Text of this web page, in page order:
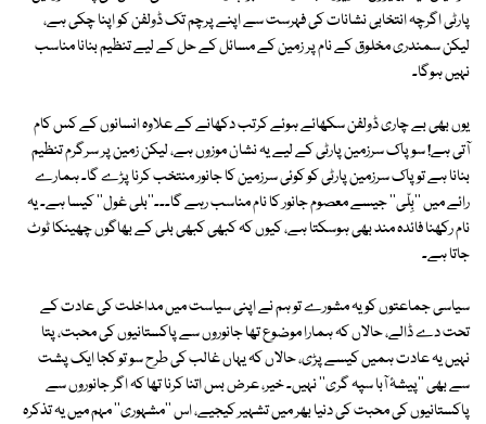
پارٹی اگرچہ انتخابی نشانات کی فہرست سے اپنے پرچم تک ڈولفن کو اپنا چکی ہے،
لیکن سمندری مخلوق کے نام پر زمین کے مسائل کے حل کے لیے تنظیم بنانا مناسب
نہیں ہوگا۔
یوں بھی بے چاری ڈولفن سکھائے ہوئے کرتب دکھانے کے علاوہ انسانوں کے کس کام
آتی ہے! سو پاک سرزمین پارٹی کے لیے یہ نشان موزوں ہے، لیکن زمین پر سرگرم تنظیم
بنانا ہے تو پاک سرزمین پارٹی کو کوئی سرزمین کا جانور منتخب کرنا پڑے گا۔ ہمارے
رائے میں ''بِلّی'' جیسے معصوم جانور کا نام مناسب رہے گا۔۔۔''بلی غول'' کیسا ہے۔ یہ
نام رکھنا فائدہ مند بھی ہوسکتا ہے، کیوں کہ کبھی کبھی بلی کے بھاگوں چھینکا ٹوٹ
جاتا ہے۔
سیاسی جماعتوں کو یہ مشورے تو ہم نے اپنی سیاست میں مداخلت کی عادت کے
تحت دے ڈالے، حالاں کہ ہمارا موضوع تھا جانوروں سے پاکستانیوں کی محبت، پتا
نہیں یہ عادت ہمیں کیسے پڑی، حالاں کہ یہاں غالب کی طرح سو تو کجا ایک پشت
سے بھی ''پیشۂ آبا سپہ گری'' نہیں۔ خیر، عرض بس اتنا کرنا تھا کہ اگر جانوروں سے
پاکستانیوں کی محبت کی دنیا بھر میں تشہیر کیجیے، اس ''مشہوری'' مہم میں یہ تذکرہ